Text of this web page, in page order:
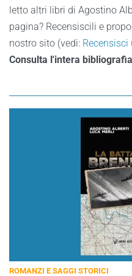
letto altri libri di Agostino
pagina? Recensiscili e
nostro sito (vedi: Recensisci
Consulta l'intera
ROMANZI E SAGGI STORICI